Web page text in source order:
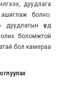
дуудлага
болно.
үед
боломжтой
бол камераа